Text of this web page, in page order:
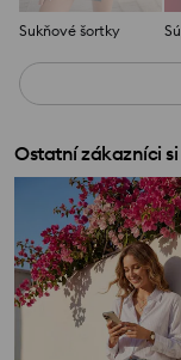
Sukňové šortky
Ostatní zákazníci